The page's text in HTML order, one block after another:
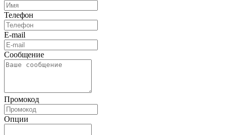
Телефон
E-mail
Сообщение
Промокод
Опции